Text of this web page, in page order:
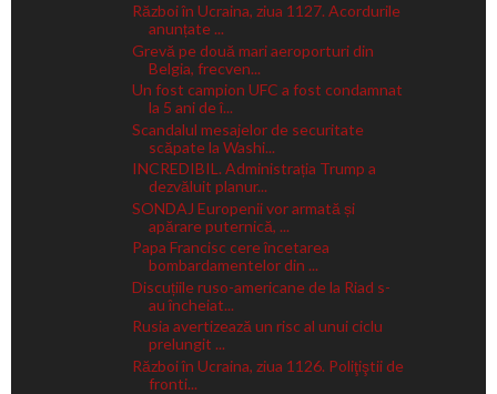
Război în Ucraina, ziua 1127. Acordurile
anunțate ...
Grevă pe două mari aeroporturi din
Belgia, frecven...
Un fost campion UFC a fost condamnat
la 5 ani de î...
Scandalul mesajelor de securitate
scăpate la Washi...
INCREDIBIL. Administrația Trump a
dezvăluit planur...
SONDAJ Europenii vor armată și
apărare puternică, ...
Papa Francisc cere încetarea
bombardamentelor din ...
Discuțiile ruso-americane de la Riad s-
au încheiat...
Rusia avertizează un risc al unui ciclu
prelungit ...
Război în Ucraina, ziua 1126. Poliţiştii de
fronti...